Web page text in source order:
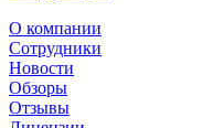
О компании
Сотрудники
Новости
Обзоры
Отзывы